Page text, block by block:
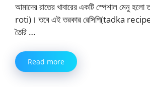
আমাদের রাতের খাবারের একটি স্পেশাল মেনু
roti)। তবে এই তরকার রেসিপি(tadka recipe)
তৈরি …
Read more